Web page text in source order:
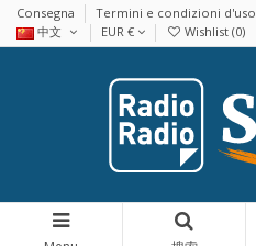
Consegna
Termini e condizioni d'uso
中文
EUR € Wishlist (0)